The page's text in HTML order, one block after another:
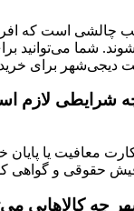
چالشی است که
شما می‌توانید
دیجی‌شهر برای خرید
شرایطی لازم
معافیت یا
حقوقی و گواهی
چه کالاهایی